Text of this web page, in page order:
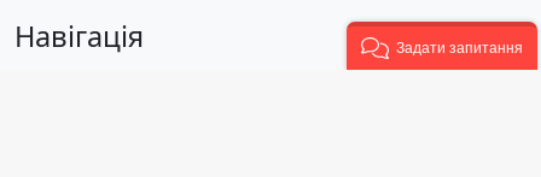
Навігація Задати запитання